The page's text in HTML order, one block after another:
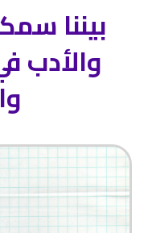
بيننا
والأدب